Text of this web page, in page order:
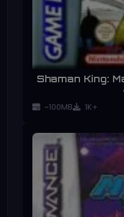
Shaman King:
~100MB 1K+